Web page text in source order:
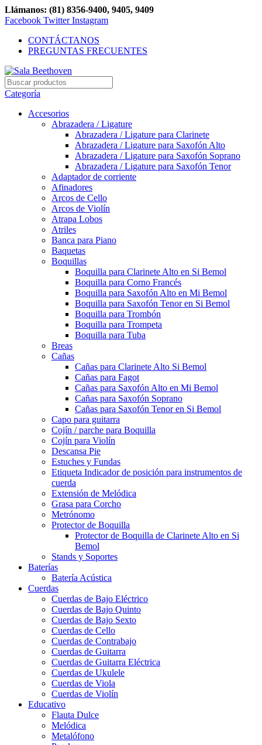
Llámanos: (81) 8356-9400, 9405, 9409
Facebook Twitter Instagram
CONTÁCTANOS
PREGUNTAS FRECUENTES
Categoría
Accesorios
Abrazadera / Ligature
Abrazadera / Ligature para Clarinete
Abrazadera / Ligature para Saxofón Alto
Abrazadera / Ligature para Saxofón Soprano
Abrazadera / Ligature para Saxofón Tenor
Adaptador de corriente
Afinadores
Arcos de Cello
Arcos de Violín
Atrapa Lobos
Atriles
Banca para Piano
Baquetas
Boquillas
Boquilla para Clarinete Alto en Si Bemol
Boquilla para Corno Francés
Boquilla para Saxofón Alto en Mi Bemol
Boquilla para Saxofón Tenor en Si Bemol
Boquilla para Trombón
Boquilla para Trompeta
Boquilla para Tuba
Breas
Cañas
Cañas para Clarinete Alto Si Bemol
Cañas para Fagot
Cañas para Saxofón Alto en Mi Bemol
Cañas para Saxofón Soprano
Cañas para Saxofón Tenor en Si Bemol
Capo para guitarra
Cojín / parche para Boquilla
Cojín para Violín
Descansa Pie
Estuches y Fundas
Etiqueta Indicador de posición para instrumentos de
cuerda
Extensión de Melódica
Grasa para Corcho
Metrónomo
Protector de Boquilla
Protector de Boquilla de Clarinete Alto en Si
Bemol
Stands y Soportes
Baterías
Batería Acústica
Cuerdas
Cuerdas de Bajo Eléctrico
Cuerdas de Bajo Quinto
Cuerdas de Bajo Sexto
Cuerdas de Cello
Cuerdas de Contrabajo
Cuerdas de Guitarra
Cuerdas de Guitarra Eléctrica
Cuerdas de Ukulele
Cuerdas de Viola
Cuerdas de Violín
Educativo
Flauta Dulce
Melódica
Metalófono